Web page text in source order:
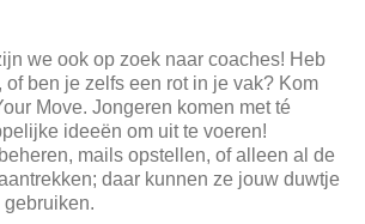
we ook op zoek naar coaches! Heb
ben je zelfs een rot in je vak? Kom
Move. Jongeren komen met té
ideeën om uit te voeren!
mails opstellen, of alleen al de
daar kunnen ze jouw duwtje